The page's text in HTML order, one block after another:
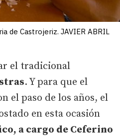
de Castrojeriz. JAVIER ABRIL
el tradicional
. Y para que el
el paso de los años, el
en esta ocasión
a cargo de Ceferino